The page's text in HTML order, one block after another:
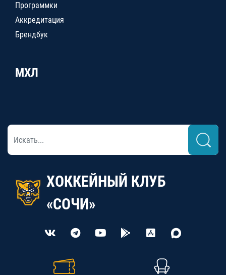
Программки
Аккредитация
Брендбук
МХЛ
ХОККЕЙНЫЙ КЛУБ
«СОЧИ»